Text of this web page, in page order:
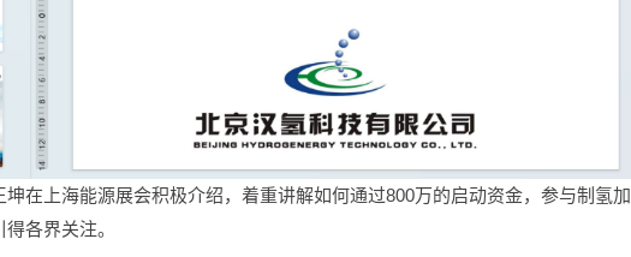
坤在上海能源展会积极介绍，着重讲解如何通过800万的启动资金，参与制氢加
各界关注。